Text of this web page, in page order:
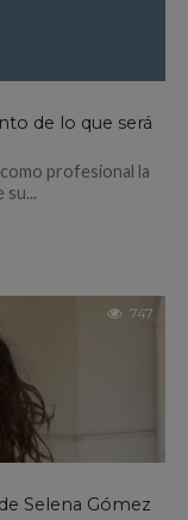
de lo que será
profesional la
su...
747
Selena Gómez